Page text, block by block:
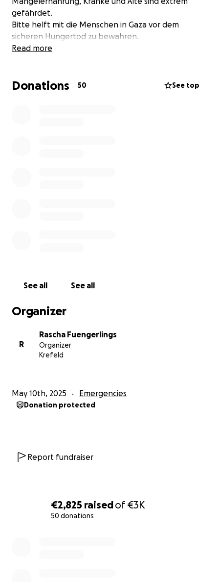
€2,825 raisedof€3K
50 donations
gefährdet.
Bitte helft mit die Menschen in Gaza vor dem
sicheren Hungertod zu bewahren.
Wir danken Euch von Herzen und freuen uns über
Read more
Donations 50 See top
See all See all
Organizer
R
Rascha Fuengerlings
Organizer
Krefeld
May 10th, 2025 Emergencies
Donation protected
Report fundraiser